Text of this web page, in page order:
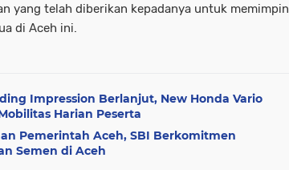
yang telah diberikan kepadanya untuk memimpin
di Aceh ini.
Impression Berlanjut, New Honda Vario
Harian Peserta
Pemerintah Aceh, SBI Berkomitmen
Semen di Aceh